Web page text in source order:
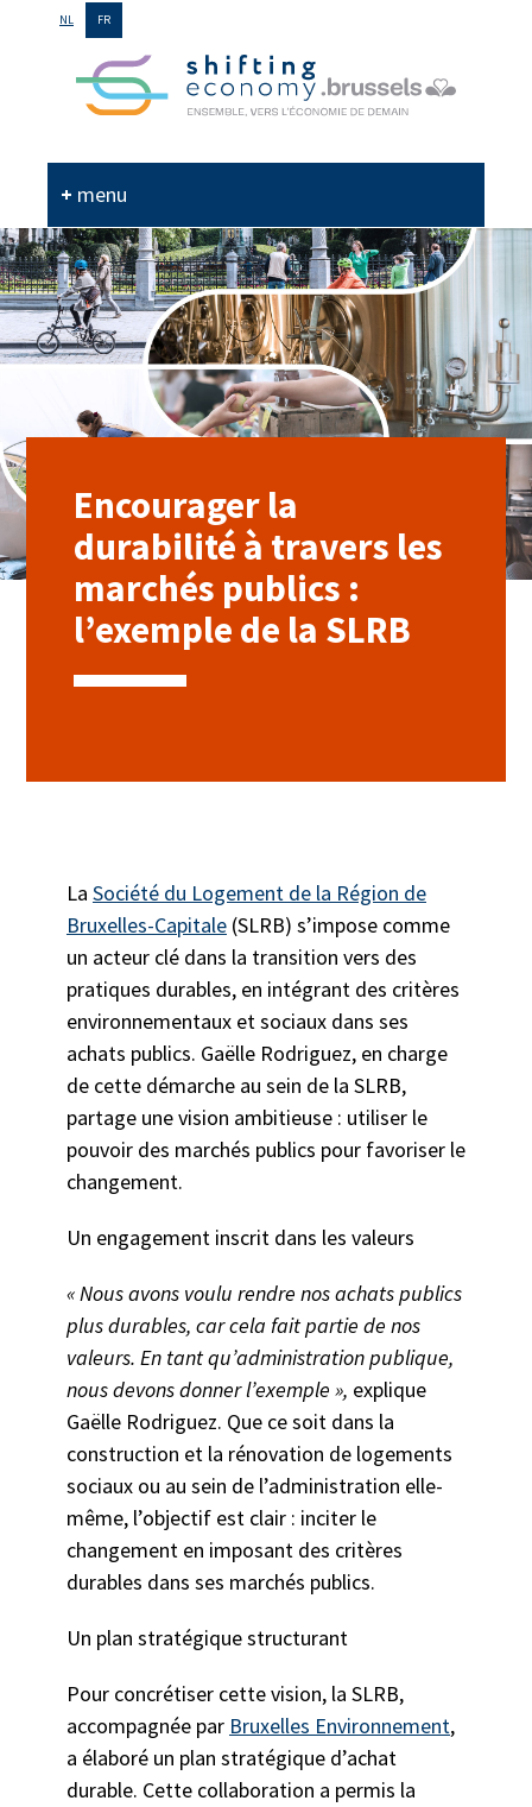
NL FR
menu
Encourager la
durabilité à travers les
marchés publics :
l’exemple de la SLRB
La Société du Logement de la Région de
Bruxelles-Capitale(SLRB) s’impose comme
un acteur clé dans la transition vers des
pratiques durables, en intégrant des critères
environnementaux et sociaux dans ses
achats publics. Gaëlle Rodriguez, en charge
de cette démarche au sein de la SLRB,
partage une vision ambitieuse : utiliser le
pouvoir des marchés publics pour favoriser le
changement.
Un engagement inscrit dans les valeurs
« Nous avons voulu rendre nos achats publics
plus durables, car cela fait partie de nos
valeurs. En tant qu’administration publique,
nous devons donner l’exemple », explique
Gaëlle Rodriguez. Que ce soit dans la
construction et la rénovation de logements
sociaux ou au sein de l’administration elle-
même, l’objectif est clair : inciter le
changement en imposant des critères
durables dans ses marchés publics.
Un plan stratégique structurant
Pour concrétiser cette vision, la SLRB,
accompagnée par Bruxelles Environnement,
a élaboré un plan stratégique d’achat
durable. Cette collaboration a permis la